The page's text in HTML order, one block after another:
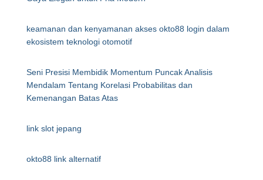
keamanan dan kenyamanan akses okto88 login dalam
ekosistem teknologi otomotif
Seni Presisi Membidik Momentum Puncak Analisis
Mendalam Tentang Korelasi Probabilitas dan
Kemenangan Batas Atas
link slot jepang
okto88 link alternatif